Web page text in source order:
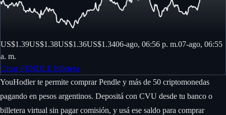
US$1.39US$1.38US$1.36US$1.3406-ago, 06:56 p. m.07-ago, 06:55
a. m.
Crear PENDLE billetera
YouHodler te permite comprar Pendle y más de 50 criptomonedas
pagando en pesos argentinos. Depositá con CVU desde tu banco o
billetera virtual sin pagar comisión, y usá ese saldo para comprar